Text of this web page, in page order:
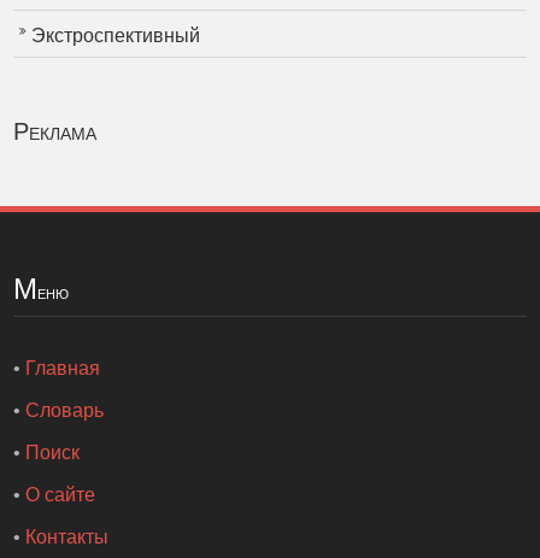
Экстроспективный
Реклама
Меню
• Главная
•Словарь
• Поиск
•О сайте
• Контакты